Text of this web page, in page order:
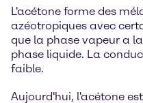
L'acétone forme des
azéotropiques avec
que la phase vapeur a
phase liquide. La
faible.
Aujourd'hui, l'acétone